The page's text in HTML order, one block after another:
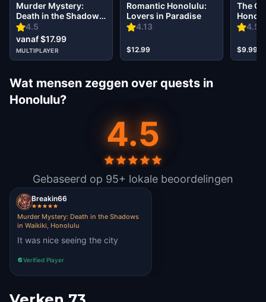
4.5
Murder Mystery:
Death in the Shadows
in Waikiki, Honolulu
vanaf $17.99
MULTIPLAYER
4.13
Romantic Honolulu:
Lovers in Paradise
$12.99
4.5
The
$9.99
Wat mensen zeggen over quests in
Honolulu?
4.5
Gebaseerd op 95+ lokale beoordelingen
Breakin66
Murder Mystery: Death in the Shadows
in Waikiki, Honolulu
It was nice seeing the city
Verified Player